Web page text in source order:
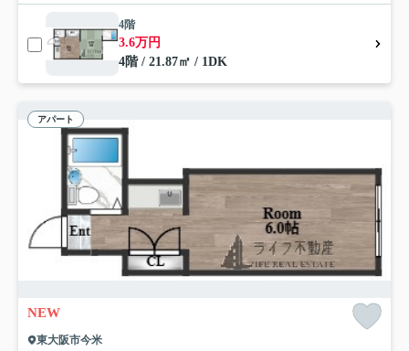
4階
3.6万円
4階 / 21.87㎡ / 1DK
アパート
NEW
東大阪市今米